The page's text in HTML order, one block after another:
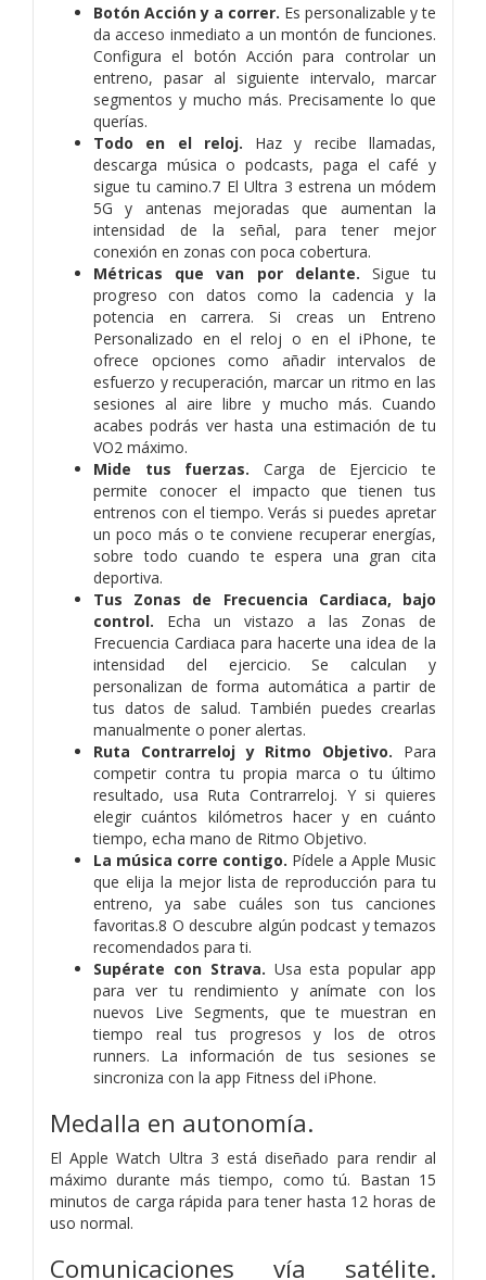
Botón Acción y a correr. Es personalizable y te
da acceso inmediato a un montón de funciones.
Configura el botón Acción para controlar un
entreno, pasar al siguiente intervalo, marcar
segmentos y mucho más. Precisamente lo que
querías.
Todo en el reloj. Haz y recibe llamadas,
descarga música o podcasts, paga el café y
sigue tu camino.7 El Ultra 3 estrena un módem
5G y antenas mejoradas que aumentan la
intensidad de la señal, para tener mejor
conexión en zonas con poca cobertura.
Métricas que van por delante. Sigue tu
progreso con datos como la cadencia y la
potencia en carrera. Si creas un Entreno
Personalizado en el reloj o en el iPhone, te
ofrece opciones como añadir intervalos de
esfuerzo y recuperación, marcar un ritmo en las
sesiones al aire libre y mucho más. Cuando
acabes podrás ver hasta una estimación de tu
VO2 máximo.
Mide tus fuerzas. Carga de Ejercicio te
permite conocer el impacto que tienen tus
entrenos con el tiempo. Verás si puedes apretar
un poco más o te conviene recuperar energías,
sobre todo cuando te espera una gran cita
deportiva.
Tus Zonas de Frecuencia Cardiaca, bajo
control. Echa un vistazo a las Zonas de
Frecuencia Cardiaca para hacerte una idea de la
intensidad del ejercicio. Se calculan y
personalizan de forma automática a partir de
tus datos de salud. También puedes crearlas
manualmente o poner alertas.
Ruta Contrarreloj y Ritmo Objetivo. Para
competir contra tu propia marca o tu último
resultado, usa Ruta Contrarreloj. Y si quieres
elegir cuántos kilómetros hacer y en cuánto
tiempo, echa mano de Ritmo Objetivo.
La música corre contigo. Pídele a Apple Music
que elija la mejor lista de reproducción para tu
entreno, ya sabe cuáles son tus canciones
favoritas.8 O descubre algún podcast y temazos
recomendados para ti.
Supérate con Strava. Usa esta popular app
para ver tu rendimiento y anímate con los
nuevos Live Segments, que te muestran en
tiempo real tus progresos y los de otros
runners. La información de tus sesiones se
sincroniza con la app Fitness del iPhone.
Medalla en autonomía.
El Apple Watch Ultra 3 está diseñado para rendir al
máximo durante más tiempo, como tú. Bastan 15
minutos de carga rápida para tener hasta 12 horas de
uso normal.
Comunicaciones vía satélite.